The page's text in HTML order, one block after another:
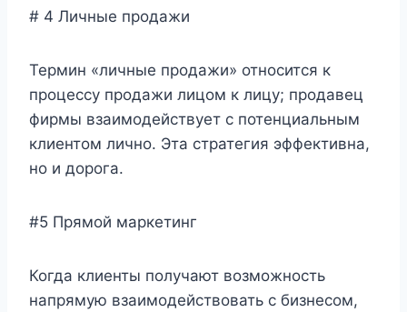
# 4 Личные продажи
Термин «личные продажи» относится к
процессу продажи лицом к лицу; продавец
фирмы взаимодействует с потенциальным
клиентом лично. Эта стратегия эффективна,
но и дорога.
#5 Прямой маркетинг
Когда клиенты получают возможность
напрямую взаимодействовать с бизнесом,